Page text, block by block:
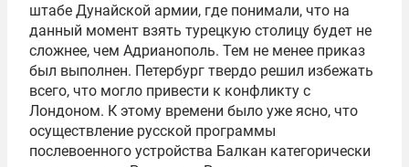
штабе Дунайской армии, где понимали, что на
данный момент взять турецкую столицу будет не
сложнее, чем Адрианополь. Тем не менее приказ
был выполнен. Петербург твердо решил избежать
всего, что могло привести к конфликту с
Лондоном. К этому времени было уже ясно, что
осуществление русской программы
послевоенного устройства Балкан категорически